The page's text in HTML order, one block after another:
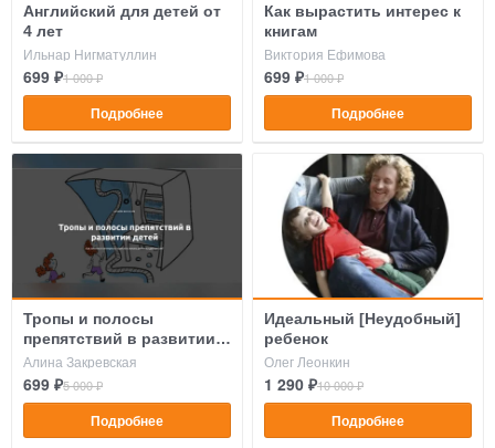
Английский для детей от
4 лет
Ильнар Нигматуллин
699 ₽1 000 ₽
Подробнее
Как вырастить интерес к
книгам
Виктория Ефимова
699 ₽1 000 ₽
Подробнее
Тропы и полосы
препятствий в развитии
детей
Алина Закревская
699 ₽5 000 ₽
Подробнее
Идеальный [Неудобный]
ребенок
Олег Леонкин
1 290 ₽10 000 ₽
Подробнее